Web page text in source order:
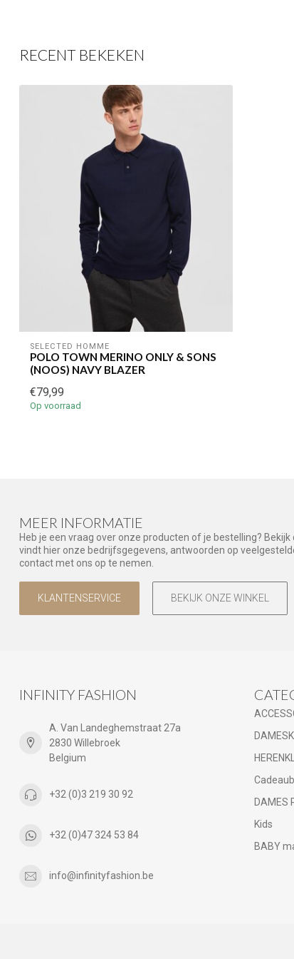
RECENT BEKEKEN
SELECTED HOMME
POLO TOWN MERINO ONLY & SONS
(NOOS) NAVY BLAZER
€79,99
Op voorraad
MEER INFORMATIE
Heb je een vraag over onze producten of je bestelling?
vindt hier onze bedrijfsgegevens, antwoorden op
contact met ons op te nemen.
KLANTENSERVICE BEKIJK ONZE WINKEL
INFINITY FASHION
A. Van Landeghemstraat 27a
2830 Willebroek
Belgium
+32 (0)3 219 30 92
+32 (0)47 324 53 84
info@infinityfashion.be
DAMES
Kids
BABY